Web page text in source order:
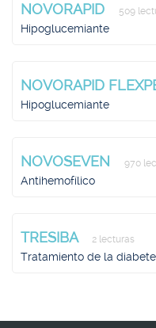
NOVORAPID 509
Hipoglucemiante
NOVORAPID
Hipoglucemiante
NOVOSEVEN 970
Antihemofílico
TRESIBA 2 lecturas
Tratamiento de la